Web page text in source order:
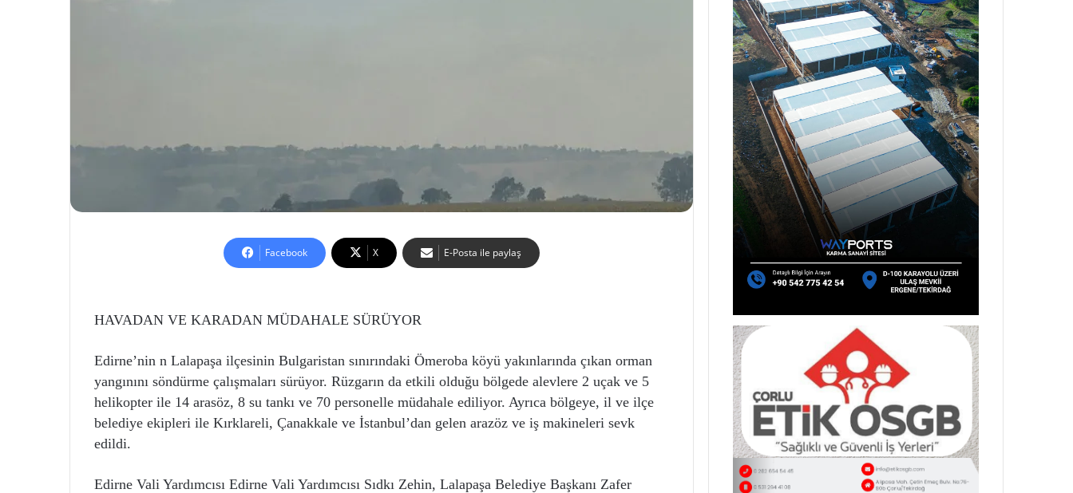
Facebook X E-Posta ile paylaş
HAVADAN VE KARADAN MÜDAHALE SÜRÜYOR
Edirne’nin n Lalapaşa ilçesinin Bulgaristan sınırındaki Ömeroba köyü yakınlarında çıkan orman
yangınını söndürme çalışmaları sürüyor. Rüzgarın da etkili olduğu bölgede alevlere 2 uçak ve 5
helikopter ile 14 arasöz, 8 su tankı ve 70 personelle müdahale ediliyor. Ayrıca bölgeye, il ve ilçe
belediye ekipleri ile Kırklareli, Çanakkale ve İstanbul’dan gelen arazöz ve iş makineleri sevk
edildi.
Edirne Vali Yardımcısı Edirne Vali Yardımcısı Sıdkı Zehin, Lalapaşa Belediye Başkanı Zafer